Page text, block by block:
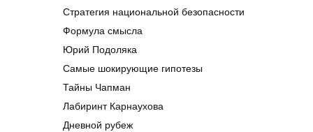
Стратегия национальной безопасности
Формула смысла
Юрий Подоляка
Самые шокирующие гипотезы
Тайны Чапман
Лабиринт Карнаухова
Дневной рубеж